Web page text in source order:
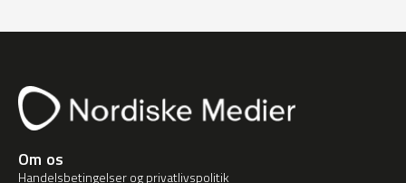
Om os
Handelsbetingelser og privatlivspolitik